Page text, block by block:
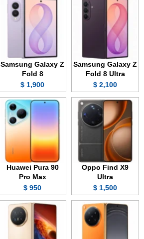
Samsung Galaxy Z
Fold 8 Ultra
2,100 $
Samsung Galaxy Z
Fold 8
1,900 $
Oppo Find X9
Ultra
1,500 $
Huawei Pura 90
Pro Max
950 $